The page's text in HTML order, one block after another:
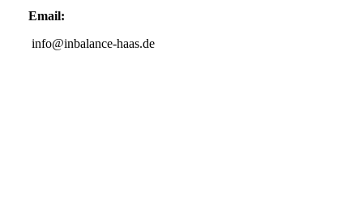
Email:
info@inbalance-haas.de